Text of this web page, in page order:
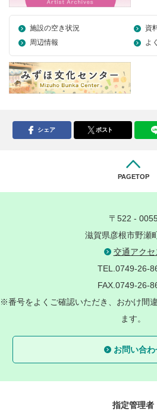
施設の空き状況
資
周辺情報
よ
シェア ポスト
PAGETOP
〒522 -
滋賀県彦根市野瀬
交通アクセ
TEL.0749-26-
FAX.0749-26-
※番号をよくご確認いただき、おかけ間
ます。
お問い合わ
指定管理者